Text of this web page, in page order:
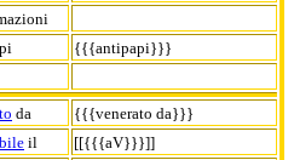
{{{antipapi}}}
da
{{{venerato da}}}
il
[[{{{aV}}}]]